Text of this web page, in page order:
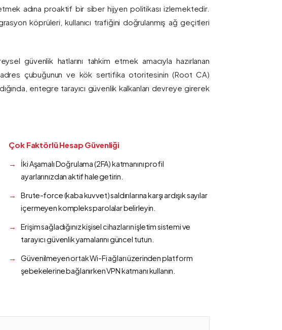
adına proaktif bir siber hijyen politikası izlemektedir.
köprüleri, kullanıcı trafiğini doğrulanmış ağ geçitleri
güvenlik hatlarını tahkim etmek amacıyla hazırlanan
adres çubuğunun ve kök sertifika otoritesinin (Root CA)
entegre tarayıcı güvenlik kalkanları devreye girerek
Çok Faktörlü Hesap Güvenliği
İki Aşamalı Doğrulama (2FA) katmanını profil
ayarlarınızdan aktif hale getirin.
Brute-force (kaba kuvvet) saldırılarına karşı ardışık sayılar
içermeyen kompleks parolalar belirleyin.
Erişim sağladığınız kişisel cihazların işletim sistemi ve
tarayıcı güvenlik yamalarını güncel tutun.
Güvenilmeyen ortak Wi-Fi ağları üzerinden platform
şebekelerine bağlanırken VPN katmanı kullanın.